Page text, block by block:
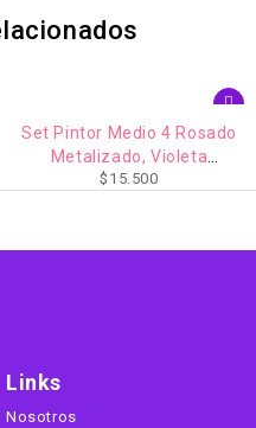
Medio 4 Rosado
Metalizado, Violeta
Azul Metalizado,
Links
Nosotros